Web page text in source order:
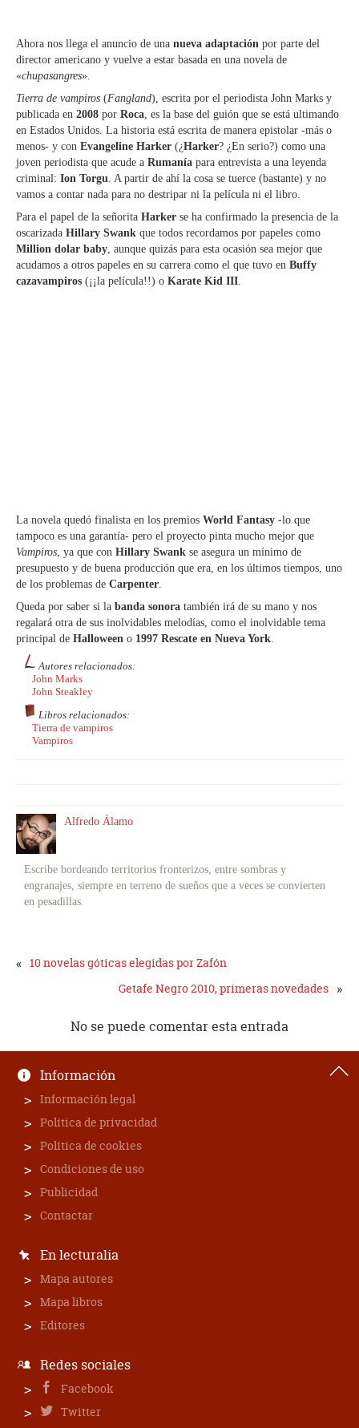
Ahora nos llega el anuncio de una nueva adaptación por parte del
director americano y vuelve a estar basada en una novela de
«chupasangres».
Tierra de vampiros (Fangland), escrita por el periodista John Marks y
publicada en 2008 por Roca, es la base del guión que se está ultimando
en Estados Unidos. La historia está escrita de manera epistolar -más o
menos- y con Evangeline Harker (¿Harker? ¿En serio?) como una
joven periodista que acude a Rumanía para entrevista a una leyenda
criminal: Ion Torgu. A partir de ahí la cosa se tuerce (bastante) y no
vamos a contar nada para no destripar ni la película ni el libro.
Para el papel de la señorita Harker se ha confirmado la presencia de la
oscarizada Hillary Swank que todos recordamos por papeles como
Million dolar baby, aunque quizás para esta ocasión sea mejor que
acudamos a otros papeles en su carrera como el que tuvo en Buffy
cazavampiros (¡¡la película!!) o Karate Kid III.
La novela quedó finalista en los premios World Fantasy -lo que
tampoco es una garantía- pero el proyecto pinta mucho mejor que
Vampiros, ya que con Hillary Swank se asegura un mínimo de
presupuesto y de buena producción que era, en los últimos tiempos, uno
de los problemas de Carpenter.
Queda por saber si la banda sonora también irá de su mano y nos
regalará otra de sus inolvidables melodías, como el inolvidable tema
principal de Halloween o 1997 Rescate en Nueva York.
Autores relacionados:
John Marks
John Steakley
Libros relacionados:
Tierra de vampiros
Vampiros
Alfredo Álamo
Escribe bordeando territorios fronterizos, entre sombras y
engranajes, siempre en terreno de sueños que a veces se convierten
en pesadillas.
« 10 novelas góticas elegidas por Zafón
Getafe Negro 2010, primeras novedades »
No se puede comentar esta entrada
Información
Información legal
Política de privacidad
Política de cookies
Condiciones de uso
Publicidad
Contactar
En lecturalia
Mapa autores
Mapa libros
Editores
Redes sociales
Facebook
Twitter